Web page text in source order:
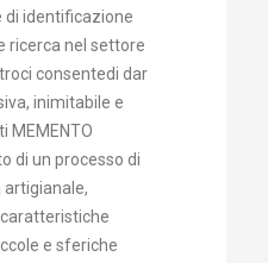
di identificazione
ricerca nel settore
consentedi dar
inimitabile e
MEMENTO
di un processo di
artigianale,
e sferiche